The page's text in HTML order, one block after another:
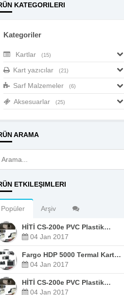
KATEGORILERI
Kategoriler
Kartlar (15)
Kart yazıcılar (21)
Sarf Malzemeler (6)
Aksesuarlar (25)
ARAMA
ETKILEŞIMLERI
Popüler Arşiv
HİTİ CS-200e PVC Plastik…
04 Jan 2017
Fargo HDP 5000 Termal Kart…
04 Jan 2017
HİTİ CS-200e PVC Plastik…
04 Jan 2017